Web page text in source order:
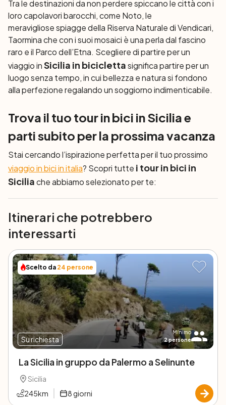
Tra le destinazioni da non perdere spiccano le città con i
loro capolavori barocchi, come Noto, le
meravigliose spiagge della Riserva Naturale di Vendicari,
Taormina che con i suoi mosaici è una perla dal fascino
raro e il Parco dell’Etna. Scegliere di partire per un
viaggio inSicilia in biciclettasignifica partire per un
luogo senza tempo, in cui bellezza e natura si fondono
alla perfezione regalando un soggiorno indimenticabile.
Trova il tuo tour in bici in Sicilia e
parti subito per la prossima vacanza
Stai cercando l’ispirazione perfetta per il tuo prossimo
viaggio in bici in italia? Scopri tutte i tour in bici in
Siciliache abbiamo selezionato per te:
Itinerari che potrebbero
interessarti
Scelto da 24 persone
Su richiesta
Minimo
2 persone
La Sicilia in gruppo da Palermo a Selinunte
Sicilia
245km 8giorni